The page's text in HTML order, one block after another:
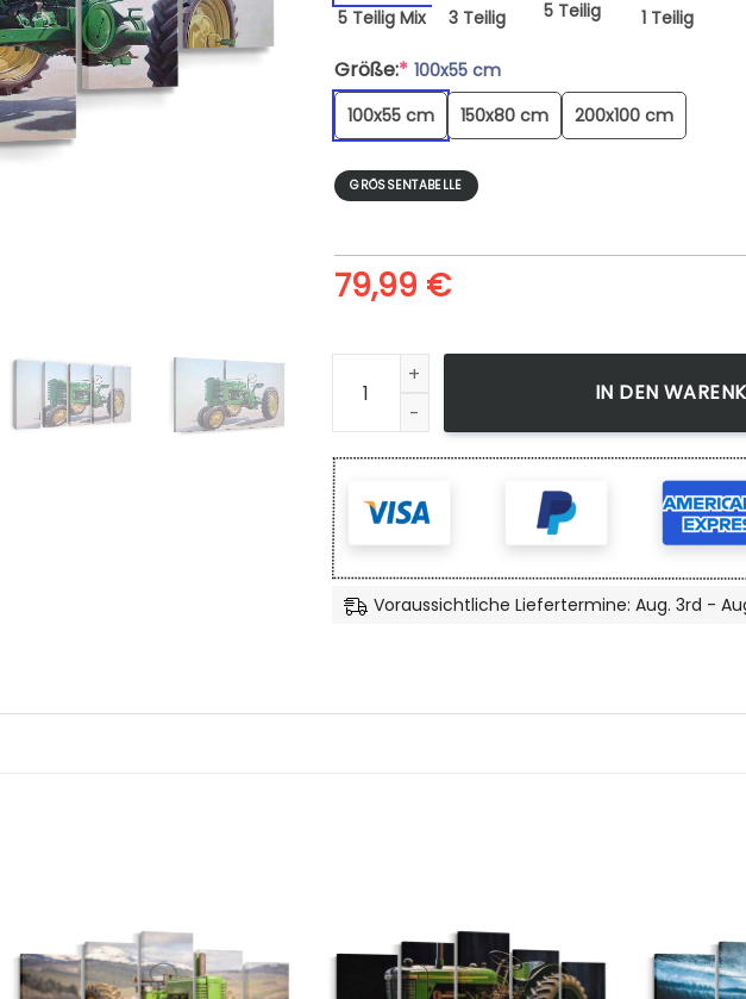
5 Teilig Mix 3 Teilig 5 Teilig 1 Teilig
Größe:* 100x55 cm
100x55 cm
150x80 cm 200x100 cm
GRÖSSENTABELLE
79,99 €
Leinwandbild John Deere Farm Tractors
IN DEN
Voraussichtliche Liefertermine: Aug. 3rd -